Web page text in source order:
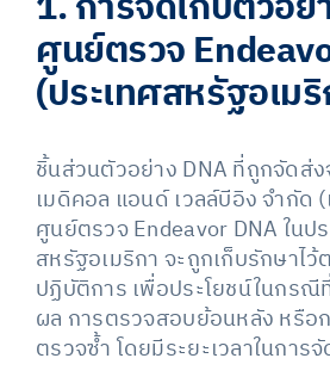
ศูนย์ตรวจ
(ประเทศสหรัฐอเม
ชิ้นส่วนตัวอย่าง DNA ที่ถูกจัดส่
เมดิคอล แอนด์ เวลล์บีอิง จำกัด (
ศูนย์ตรวจ Endeavor DNA ในป
สหรัฐอเมริกา จะถูกเก็บรักษาไ
ปฏิบัติการ เพื่อประโยชน์ในกร
ผล การตรวจสอบย้อนหลัง หรือ
ตรวจซ้ำ โดยมีระยะเวลาในการ